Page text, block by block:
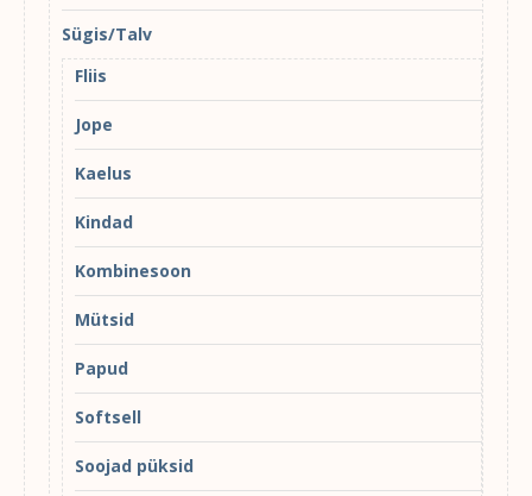
Sügis/Talv
Fliis
Jope
Kaelus
Kindad
Kombinesoon
Mütsid
Papud
Softsell
Soojad püksid